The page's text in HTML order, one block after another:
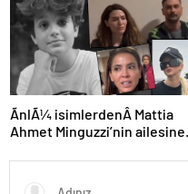
ÃnlÃ¼ isimlerdenÂ Mattia
Ahmet Minguzzi’nin ailesine